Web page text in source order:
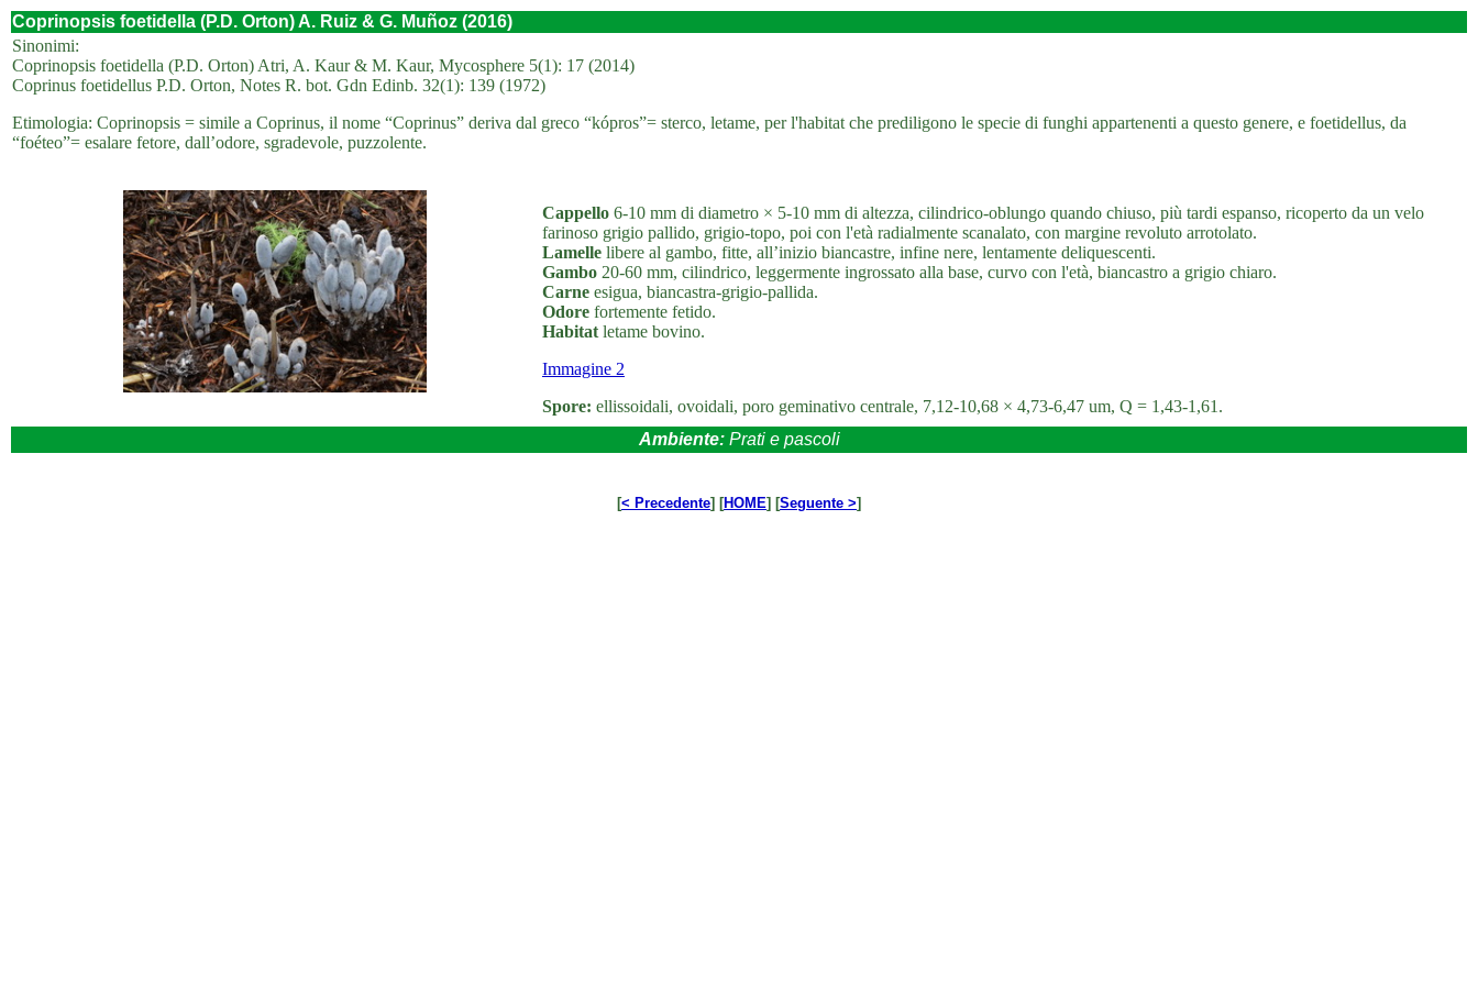
Coprinopsis foetidella (P.D. Orton) A. Ruiz & G. Muñoz (2016)
Sinonimi:
Coprinopsis foetidella (P.D. Orton) Atri, A. Kaur & M. Kaur, Mycosphere 5(1): 17 (2014)
Coprinus foetidellus P.D. Orton, Notes R. bot. Gdn Edinb. 32(1): 139 (1972)
Etimologia: Coprinopsis = simile a Coprinus, il nome “Coprinus” deriva dal greco “kópros”= sterco, letame, per l'habitat che prediligono le specie di funghi appartenenti a questo genere, e foetidellus, da
“foéteo”= esalare fetore, dall’odore, sgradevole, puzzolente.
Cappello 6-10 mm di diametro × 5-10 mm di altezza, cilindrico-oblungo quando chiuso, più tardi espanso, ricoperto da un velo
farinoso grigio pallido, grigio-topo, poi con l'età radialmente scanalato, con margine revoluto arrotolato.
Lamelle libere al gambo, fitte, all’inizio biancastre, infine nere, lentamente deliquescenti.
Gambo 20-60 mm, cilindrico, leggermente ingrossato alla base, curvo con l'età, biancastro a grigio chiaro.
Carne esigua, biancastra-grigio-pallida.
Odore fortemente fetido.
Habitat letame bovino.
Immagine 2
Spore: ellissoidali, ovoidali, poro geminativo centrale, 7,12-10,68 × 4,73-6,47 um, Q = 1,43-1,61.
Ambiente: Prati e pascoli
[< Precedente] [HOME] [Seguente >]